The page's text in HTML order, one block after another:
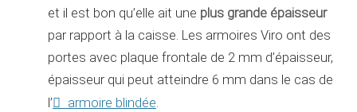
et il est bon qu’elle ait une plus grande épaisseur
par rapport à la caisse. Les armoires Viro ont des
portes avec plaque frontale de 2 mm d’épaisseur,
épaisseur qui peut atteindre 6 mm dans le cas de
l’
armoire blindée.